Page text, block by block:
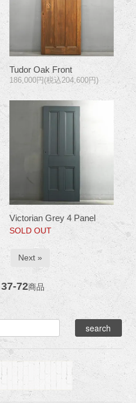
Tudor Oak Front
186,000円(税込204,600円)
Victorian Grey 4 Panel
SOLD OUT
Next »
37-72商品